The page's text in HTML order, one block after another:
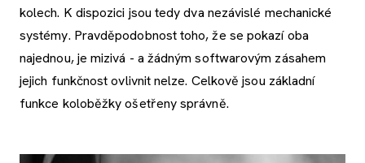
kolech. K dispozici jsou tedy dva nezávislé mechanické
systémy. Pravděpodobnost toho, že se pokazí oba
najednou, je mizivá - a žádným softwarovým zásahem
jejich funkčnost ovlivnit nelze. Celkově jsou základní
funkce koloběžky ošetřeny správně.